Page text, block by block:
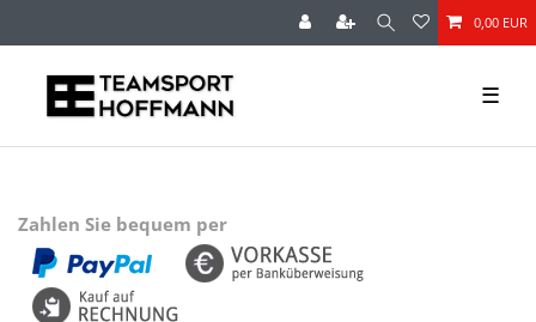
0,00 EUR
☰
Zahlen Sie bequem per